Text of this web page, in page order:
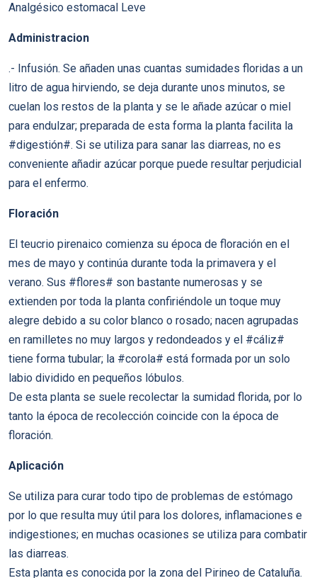
Analgésico estomacal Leve
Administracion
.- Infusión. Se añaden unas cuantas sumidades floridas a un
litro de agua hirviendo, se deja durante unos minutos, se
cuelan los restos de la planta y se le añade azúcar o miel
para endulzar; preparada de esta forma la planta facilita la
#digestión#. Si se utiliza para sanar las diarreas, no es
conveniente añadir azúcar porque puede resultar perjudicial
para el enfermo.
Floración
El teucrio pirenaico comienza su época de floración en el
mes de mayo y continúa durante toda la primavera y el
verano. Sus #flores# son bastante numerosas y se
extienden por toda la planta confiriéndole un toque muy
alegre debido a su color blanco o rosado; nacen agrupadas
en ramilletes no muy largos y redondeados y el #cáliz#
tiene forma tubular; la #corola# está formada por un solo
labio dividido en pequeños lóbulos.
De esta planta se suele recolectar la sumidad florida, por lo
tanto la época de recolección coincide con la época de
floración.
Aplicación
Se utiliza para curar todo tipo de problemas de estómago
por lo que resulta muy útil para los dolores, inflamaciones e
indigestiones; en muchas ocasiones se utiliza para combatir
las diarreas.
Esta planta es conocida por la zona del Pirineo de Cataluña.